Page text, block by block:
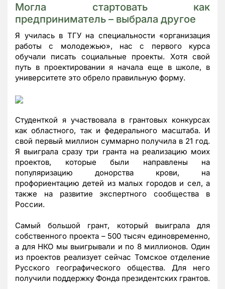
Могла стартовать как
предприниматель – выбрала другое
Я училась в ТГУ на специальности «организация
работы с молодежью», нас с первого курса
обучали писать социальные проекты. Хотя свой
путь в проектировании я начала еще в школе, в
университете это обрело правильную форму.
Студенткой я участвовала в грантовых конкурсах
как областного, так и федерального масштаба. И
свой первый миллион суммарно получила в 21 год.
Я выиграла сразу три гранта на реализацию моих
проектов, которые были направлены на
популяризацию донорства крови, на
профориентацию детей из малых городов и сел, а
также на развитие экспертного сообщества в
России.
Самый большой грант, который выиграла для
собственного проекта – 500 тысяч единовременно,
а для НКО мы выигрывали и по 8 миллионов. Один
из проектов реализует сейчас Томское отделение
Русского географического общества. Для него
получили поддержку Фонда президентских грантов.